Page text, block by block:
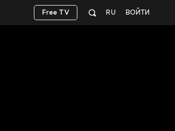
ВОЙТИ
RU
Free TV